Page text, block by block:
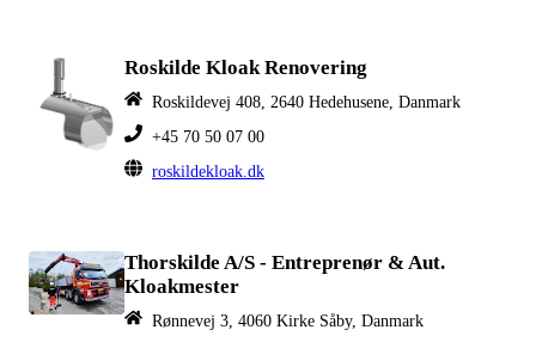
Roskilde Kloak Renovering
Roskildevej 408, 2640 Hedehusene, Danmark
+45 70 50 07 00
roskildekloak.dk
Thorskilde A/S - Entreprenør & Aut.
Kloakmester
Rønnevej 3, 4060 Kirke Såby, Danmark